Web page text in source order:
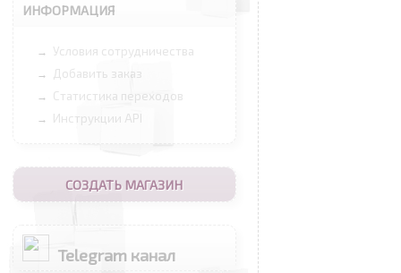
ИНФОРМАЦИЯ
→ Условия сотрудничества
→ Добавить заказ
→ Статистика переходов
→ Инструкции API
СОЗДАТЬ МАГАЗИН
Telegram канал